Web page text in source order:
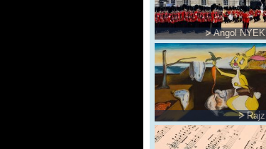
Angol NYEK
Rajz